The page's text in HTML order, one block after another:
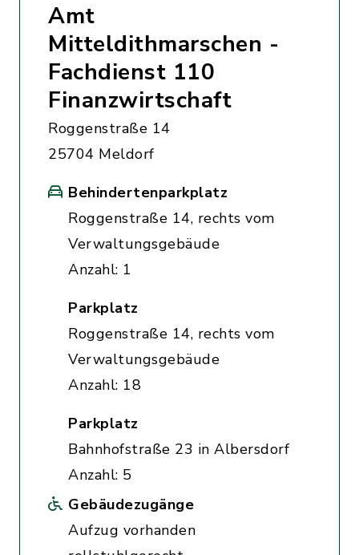
Amt
Mitteldithmarschen -
Fachdienst 110
Finanzwirtschaft
Roggenstraße 14
25704 Meldorf
Behindertenparkplatz
Roggenstraße 14, rechts vom
Verwaltungsgebäude
Anzahl: 1
Parkplatz
Roggenstraße 14, rechts vom
Verwaltungsgebäude
Anzahl: 18
Parkplatz
Bahnhofstraße 23 in Albersdorf
Anzahl: 5
Gebäudezugänge
Aufzug vorhanden